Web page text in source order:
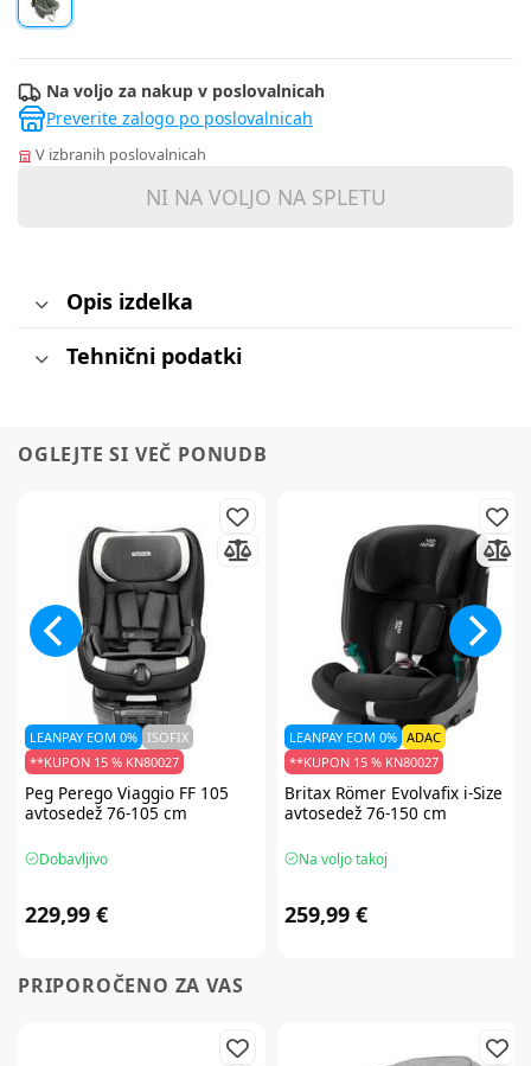
Na voljo za nakup v poslovalnicah
Preverite zalogo po poslovalnicah
V izbranih poslovalnicah
NI NA VOLJO NA SPLETU
Opis izdelka
Tehnični podatki
OGLEJTE SI VEČ PONUDB
LEANPAY EOM 0%
**KUPON 15 % KN80027
ISOFIX
Peg PeregoViaggio FF 105
avtosedež 76-105 cm
Dobavljivo
229,99 €
LEANPAY EOM 0%
**KUPON 15 % KN80027
ADAC
Britax RömerEvolvafix i-Size
avtosedež 76-150 cm
Na voljo takoj
259,99 €
PRIPOROČENO ZA VAS